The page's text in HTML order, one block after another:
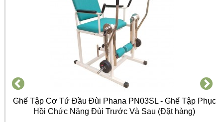
Ghế Tập Cơ Tứ Đầu Đùi Phana PN03SL - Ghế Tập Phục
Hồi Chức Năng Đùi Trước Và Sau (Đặt hàng)